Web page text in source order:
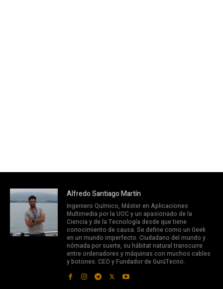
Alfredo Santiago Martín
Ingeniero Químico, Máster en Aplicaciones
Multimedia por la UOC y un apasionado de la
Ciencia y de la Tecnología desde que tiene
conocimiento de causa. Se define como un Geek
en un mundo imperfecto. Ciudadano del mundo y
nómada por suerte, su hábitat natural transcurre
entre ordenadores y máquinas con muchos cables
y botones. CEO y Fundador de GurúTecno.